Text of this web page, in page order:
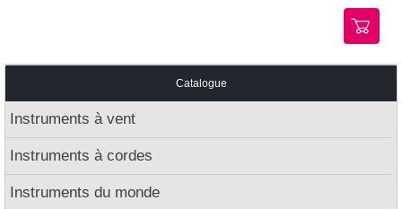
Catalogue
Instruments à vent
Instruments à cordes
Instruments du monde